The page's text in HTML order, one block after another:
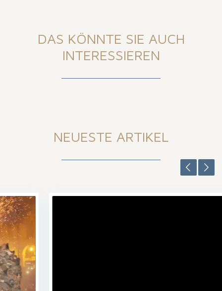
DAS KÖNNTE SIE AUCH
INTERESSIEREN
NEUESTE ARTIKEL